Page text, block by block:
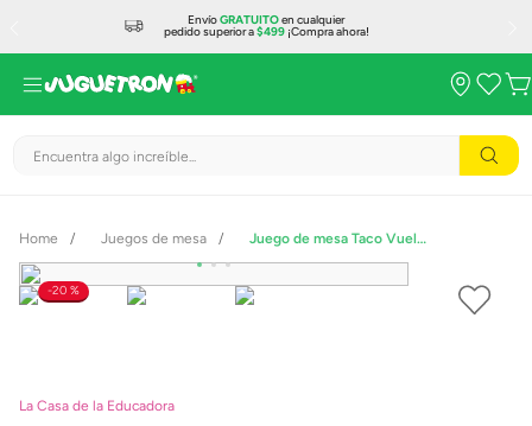
EnvíoGRATUITOen cualquier
pedido superior a$499¡Compra ahora!
Encuentra algo increíble...
Juegos de mesa Juego de mesa Taco Vuelta Cabra Queso y Pizza 8276
20 %
La Casa de la Educadora